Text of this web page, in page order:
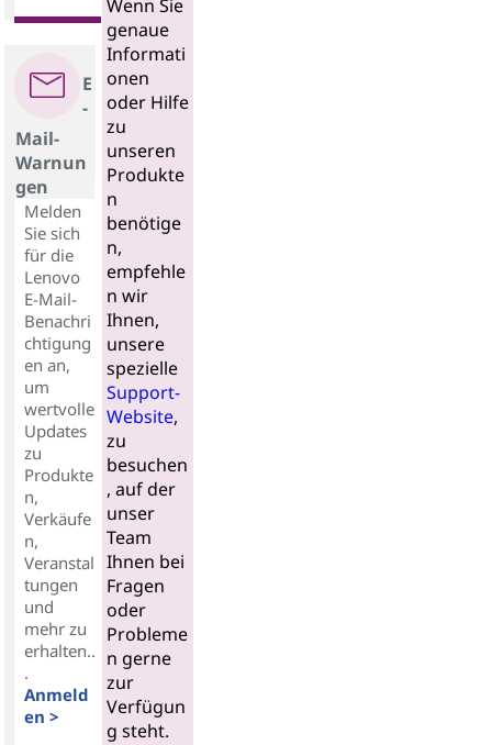
E
-
Mail-
Warnun
gen
Melden
Sie sich
für die
Lenovo
E-Mail-
Benachri
chtigung
en an,
um
wertvolle
Updates
zu
Produkte
n,
Verkäufe
n,
Veranstal
tungen
und
mehr zu
erhalten..
.
Anmeld
en >
Wenn Sie
genaue
Informati
onen
oder Hilfe
zu
unseren
Produkte
n
benötige
n,
empfehle
n wir
Ihnen,
unsere
spezielle
Support-
Website,
zu
besuchen
, auf der
unser
Team
Ihnen bei
Fragen
oder
Probleme
n gerne
zur
Verfügun
g steht.